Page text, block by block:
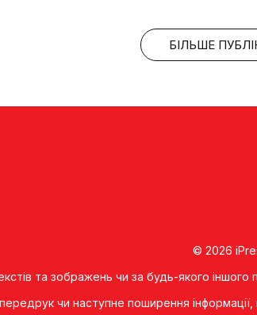
БІЛЬШЕ
© 2026
та зображень чи за будь-якого іншого
чи наступне поширення